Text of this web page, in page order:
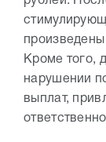
Кроме того,
нарушении
выплат,